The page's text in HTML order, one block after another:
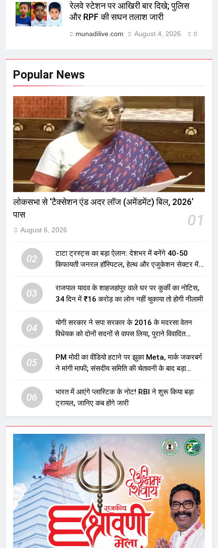
रेलवे स्टेशन पर आखिरी बार दिखे; पुलिस
और RPF की सघन तलाश जारी
munadilive.com August 4, 2026 0
Popular News
लोकसभा से ‘टैक्सेशन एंड अदर लॉज (अमेंडमेंट) बिल, 2026’
पास
01
August 6, 2026
02
टाटा ट्रस्ट्स का बड़ा ऐलान: देशभर में बनेंगे 40-50
किफायती जनरल हॉस्पिटल, हेल्थ और एजुकेशन सेक्टर में
03
राजपाल यादव के शाहजहांपुर वाले घर पर कुर्की का नोटिस,
34 दिन में ₹16 करोड़ का लोन नहीं चुकाया तो होगी नीलामी
04
योगी सरकार ने सपा सरकार के 2016 के मदरसा वेतन
विधेयक को दोनों सदनों से वापस लिया, पुराने विवादित
05
PM मोदी का वीडियो हटाने पर झुका Meta, मार्क जकरबर्ग
ने मांगी माफी; संसदीय समिति की चेतावनी के बाद बड़ा
06
भारत में आएंगे प्लास्टिक के नोट! RBI ने शुरू किया बड़ा
ट्रायल, जानिए कब होंगे जारी